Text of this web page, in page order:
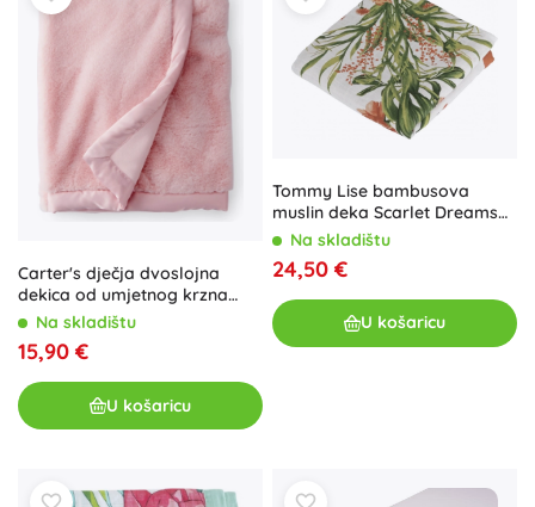
Carter's dječja dvoslojna
dekica od umjetnog krzna
Pink 80 × 110 cm
Na skladištu
15,90 €
U košaricu
Tommy Lise bambusova
muslin deka Scarlet Dreams
106x106 cm
Na skladištu
24,50 €
U košaricu